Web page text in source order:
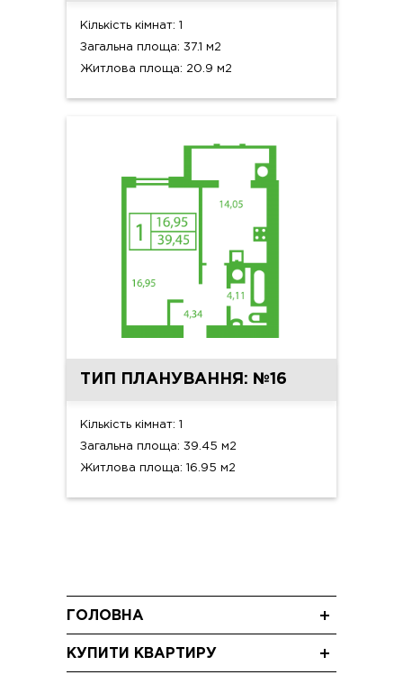
Кількість кімнат: 1
Загальна площа: 37.1 м2
Житлова площа: 20.9 м2
ТИП ПЛАНУВАННЯ: №16
Кількість кімнат: 1
Загальна площа: 39.45 м2
Житлова площа: 16.95 м2
ГОЛОВНА
КУПИТИ КВАРТИРУ